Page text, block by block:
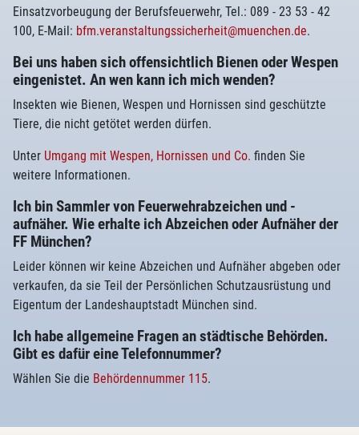
Einsatzvorbeugung der Berufsfeuerwehr, Tel.: 089 - 23 53 - 42
100, E-Mail: bfm.veranstaltungssicherheit@muenchen.de.
Bei uns haben sich offensichtlich Bienen oder Wespen
eingenistet. An wen kann ich mich wenden?
Insekten wie Bienen, Wespen und Hornissen sind geschützte
Tiere, die nicht getötet werden dürfen.
Unter Umgang mit Wespen, Hornissen und Co. finden Sie
weitere Informationen.
Ich bin Sammler von Feuerwehrabzeichen und -
aufnäher. Wie erhalte ich Abzeichen oder Aufnäher der
FF München?
Leider können wir keine Abzeichen und Aufnäher abgeben oder
verkaufen, da sie Teil der Persönlichen Schutzausrüstung und
Eigentum der Landeshauptstadt München sind.
Ich habe allgemeine Fragen an städtische Behörden.
Gibt es dafür eine Telefonnummer?
Wählen Sie die Behördennummer 115.